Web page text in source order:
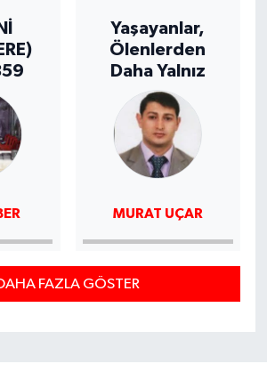
Yaşayanlar,
Ölenlerden
Daha Yalnız
MURAT UÇAR
FAZLA GÖSTER